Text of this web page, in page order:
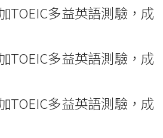
TOEIC多益英語測驗，成
TOEIC多益英語測驗，成
TOEIC多益英語測驗，成